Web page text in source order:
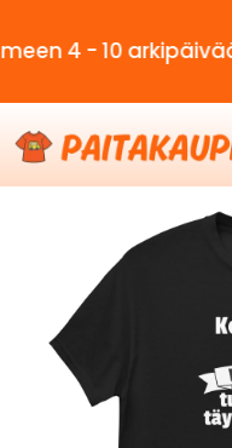
- 10 arkipäivää